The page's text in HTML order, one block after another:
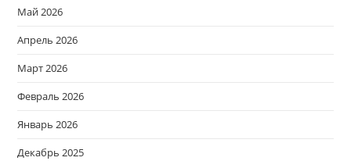
Май 2026
Апрель 2026
Март 2026
Февраль 2026
Январь 2026
Декабрь 2025